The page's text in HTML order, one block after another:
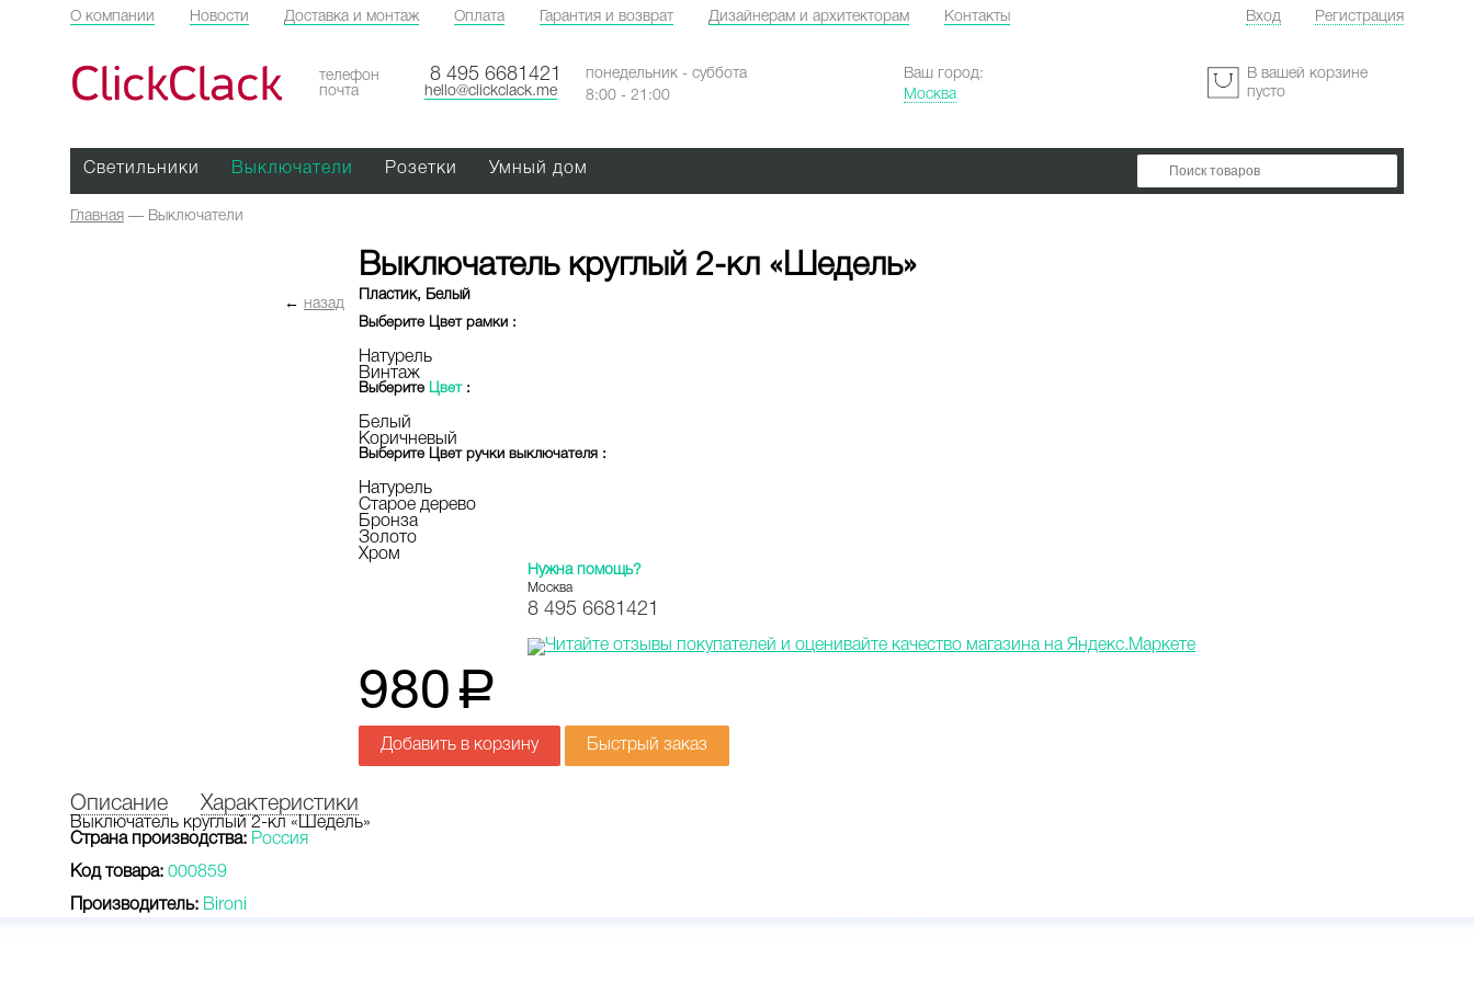
О компании Новости Доставка и монтаж Оплата Гарантия и возврат Дизайнерам и архитекторам Контакты Вход Регистрация
ClickClack
Ваш город:
Москва
В вашей корзине
пусто
телефон 8 495 6681421
почта hello@clickclack.me
понедельник - суббота
8:00 - 21:00
Светильники Выключатели Розетки Умный дом
Главная — Выключатели
← назад
Выключатель круглый 2-кл «Шедель»
Пластик, Белый
Выберите Цвет рамки :
Натурель
Винтаж
Выберите Цвет :
Белый
Коричневый
Выберите Цвет ручки выключателя :
Натурель
Старое дерево
Бронза
Золото
Хром
Нужна помощь?
Москва
8 495 6681421
980 a
Добавить в корзину Быстрый заказ
Описание Характеристики
Выключатель круглый 2-кл «Шедель»
Страна производства: Россия
Код товара: 000859
Производитель: Bironi